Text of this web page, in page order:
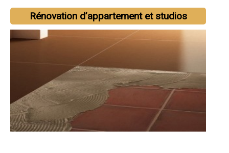
Rénovation d’appartement et studios